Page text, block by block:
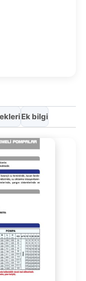
Ek bilgi